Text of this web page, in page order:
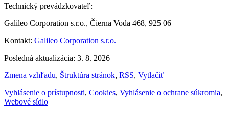
Technický prevádzkovateľ:
Galileo Corporation s.r.o., Čierna Voda 468, 925 06
Kontakt: Galileo Corporation s.r.o.
Posledná aktualizácia: 3. 8. 2026
Zmena vzhľadu, Štruktúra stránok, RSS, Vytlačiť
Vyhlásenie o prístupnosti, Cookies, Vyhlásenie o ochrane súkromia,
Webové sídlo